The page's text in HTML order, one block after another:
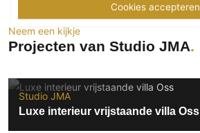
Technologie
Thuisbioscoop
Domotica
Neem een kijkje
Projecten van Studio JMA
Studio JMA
Luxe interieur vrijstaande villa Oss
Cookies accepteren